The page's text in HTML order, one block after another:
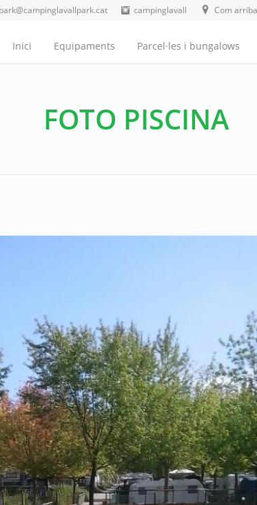
campinglavall Com
Inici Equipaments Parcel·les i bungalows
FOTO PISCINA